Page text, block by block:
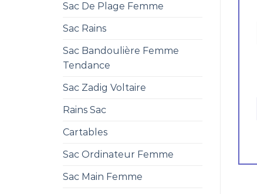
Sac De Plage Femme
Sac Rains
Sac Bandoulière Femme
Tendance
Sac Zadig Voltaire
Rains Sac
Cartables
Sac Ordinateur Femme
Sac Main Femme